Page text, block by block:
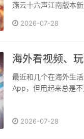
燕云十六声江南版本新更新汇总 作为本次暑期版本的核心内容，
方米的特殊水域“西湖” 城内生活着超过15000名拥有独立行为轨迹的NPC，并有500余艘各
2026-07-28
海外看视频、
最近和几个在海外生
App，但用起来总是不太顺畅。 刷短视频偶尔转圈，听歌的时候
评价是“稳定”和“省心”
2026-07-28